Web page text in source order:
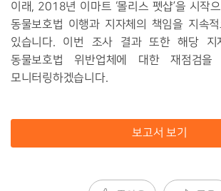
이래, 2018년 이마트 ‘몰리스 펫샵’을 시작
동물보호법 이행과 지자체의 책임을 지속
있습니다. 이번 조사 결과 또한 해당 지
동물보호법 위반업체에 대한 재점검을
모니터링하겠습니다.
보고서 보기